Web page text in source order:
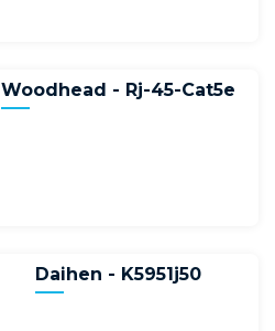
Woodhead - Rj-45-Cat5e
Daihen - K5951j50